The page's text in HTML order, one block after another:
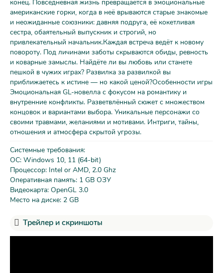
конец. Повседневная жизнь превращается в эмоциональные
американские горки, когда в неё врываются старые знакомые
и неожиданные союзники: давняя подруга, её кокетливая
сестра, обаятельный выпускник и строгий, но
привлекательный начальник.Каждая встреча ведёт к новому
повороту. Под личинами заботы скрываются обиды, ревность
и коварные замыслы. Найдёте ли вы любовь или станете
пешкой в чужих играх? Развилка за развилкой вы
приближаетесь к истине — но какой ценой?Особенности игры
Эмоциональная GL-новелла с фокусом на романтику и
внутренние конфликты. Разветвлённый сюжет с множеством
концовок и вариантами выбора. Уникальные персонажи со
своими травмами, желаниями и мотивами. Интриги, тайны,
отношения и атмосфера скрытой угрозы.
Системные требования:
ОС: Windows 10, 11 (64-bit)
Процессор: Intel or AMD, 2.0 Ghz
Оперативная память: 1 GB ОЗУ
Видеокарта: OpenGL 3.0
Место на диске: 2 GB
Трейлер и скриншоты